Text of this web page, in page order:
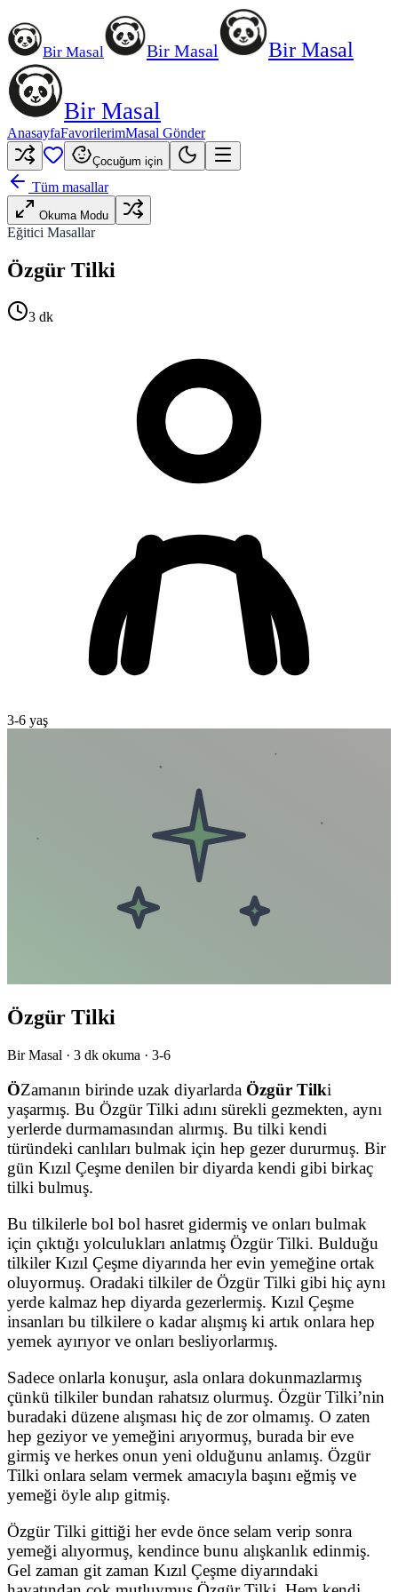
Bir Masal Bir Masal Bir Masal
Bir Masal
AnasayfaFavorilerimMasal Gönder
Çocuğum için
Tüm masallar
Okuma Modu
Eğitici Masallar
Özgür Tilki
3 dk
3-6 yaş
Özgür Tilki
Bir Masal · 3 dk okuma · 3-6
ÖZamanın birinde uzak diyarlarda Özgür Tilki
yaşarmış. Bu Özgür Tilki adını sürekli gezmekten, aynı
yerlerde durmamasından alırmış. Bu tilki kendi
türündeki canlıları bulmak için hep gezer dururmuş. Bir
gün Kızıl Çeşme denilen bir diyarda kendi gibi birkaç
tilki bulmuş.
Bu tilkilerle bol bol hasret gidermiş ve onları bulmak
için çıktığı yolculukları anlatmış Özgür Tilki. Bulduğu
tilkiler Kızıl Çeşme diyarında her evin yemeğine ortak
oluyormuş. Oradaki tilkiler de Özgür Tilki gibi hiç aynı
yerde kalmaz hep diyarda gezerlermiş. Kızıl Çeşme
insanları bu tilkilere o kadar alışmış ki artık onlara hep
yemek ayırıyor ve onları besliyorlarmış.
Sadece onlarla konuşur, asla onlara dokunmazlarmış
çünkü tilkiler bundan rahatsız olurmuş. Özgür Tilki’nin
buradaki düzene alışması hiç de zor olmamış. O zaten
hep geziyor ve yemeğini arıyormuş, burada bir eve
girmiş ve herkes onun yeni olduğunu anlamış. Özgür
Tilki onlara selam vermek amacıyla başını eğmiş ve
yemeği öyle alıp gitmiş.
Özgür Tilki gittiği her evde önce selam verip sonra
yemeği alıyormuş, kendince bunu alışkanlık edinmiş.
Gel zaman git zaman Kızıl Çeşme diyarındaki